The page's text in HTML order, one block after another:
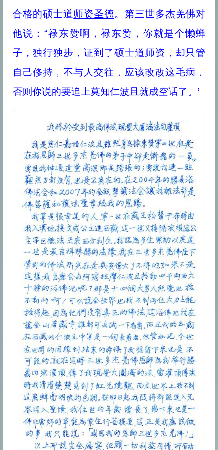
合格的硕士道师资圣德。第三世多杰羌佛对
他说：“禄东赞啊，禄东赞，你就是个懒蝉
子，独行独步，证到了硕士道师资，却只管
自己修持，不与人交往，应该改改这毛病，
否则你说的要追上莫知仁波且就成空话了。”